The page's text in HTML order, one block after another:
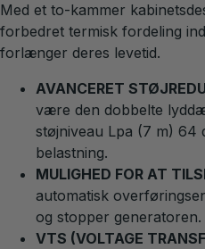
Med et to-kammer
forbedret termisk fordeling
forlænger deres levetid.
AVANCERET
være den dobbelte
støjniveau Lpa (7 m) 64
belastning.
MULIGHED FOR AT
automatisk
og stopper generatoren.
VTS (VOLTAGE